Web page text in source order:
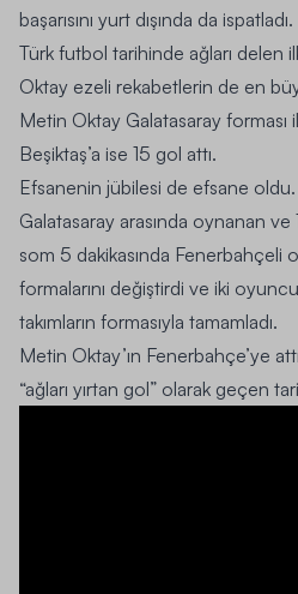
başarısını yurt dışında da ispatladı.
Türk futbol tarihinde ağları delen
Oktay ezeli rekabetlerin de en
Metin Oktay Galatasaray forması
Beşiktaş’a ise 15 gol attı.
Efsanenin jübilesi de efsane
Galatasaray arasında oynanan ve
som 5 dakikasında Fenerbahçeli
formalarını değiştirdi ve iki
takımların formasıyla tamamladı.
Metin Oktay’ın Fenerbahçe’ye
“ağları yırtan gol” olarak geçen